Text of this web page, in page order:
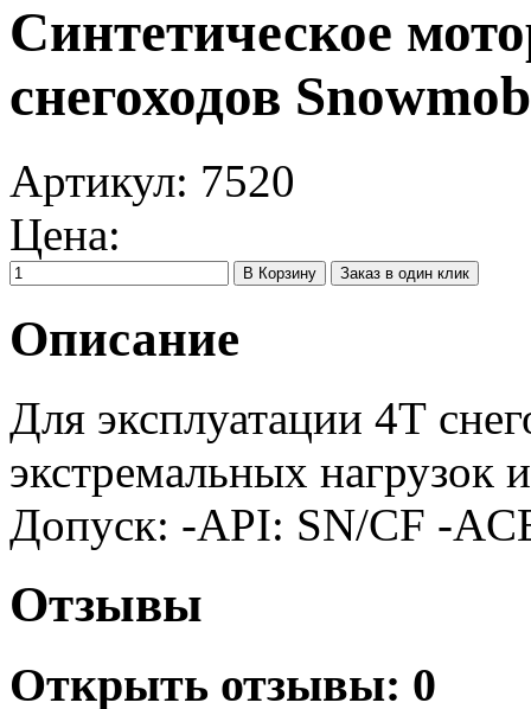
Синтетическое
снегоходов
Артикул: 7520
Цена:
Заказ в один клик
Описание
Для эксплуатации 4Т
экстремальных нагрузок
Допуск: -API: SN/CF -
Отзывы
Открыть отзывы: 0